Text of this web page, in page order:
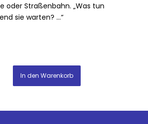
oder Straßenbahn. „Was tun
sie warten? …“
In den Warenkorb